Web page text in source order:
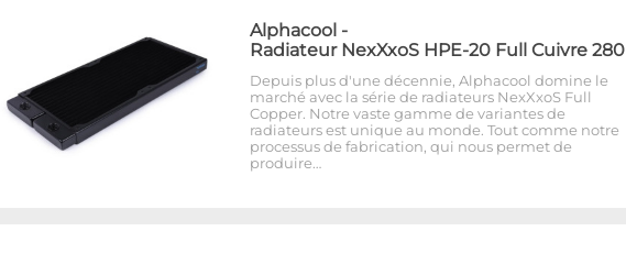
Alphacool -
Radiateur NexXxoS HPE-20 Full Cuivre 280
Depuis plus d'une décennie, Alphacool domine le
marché avec la série de radiateurs NexXxoS Full
Copper. Notre vaste gamme de variantes de
radiateurs est unique au monde. Tout comme notre
processus de fabrication, qui nous permet de
produire…